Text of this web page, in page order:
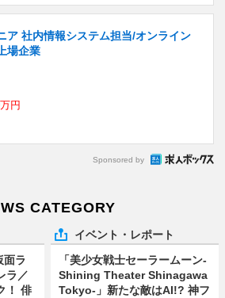
ア 社内情報システム担当/オンライン
場企業
円
Sponsored by
CATEGORY
ラ
ラ／
！ 俳
イベント・レポート
「美少女戦士セーラームーン-
Shining Theater Shinagawa
Tokyo-」新たな敵はAI!? 神フ